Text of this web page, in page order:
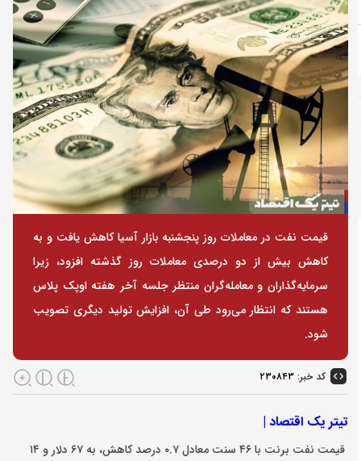
قیمت نفت در معاملات روز پنجشنبه بازار آسیا کاهش یافت و به
کاهش بیش از دو درصدی معاملات روز گذشته افزود، زیرا
سرمایه‌گذاران و معامله‌گران منتظر جلسه آخر هفته اوپک پلاس
هستند که انتظار می‌رود طی آن، افزایش تولید دیگری تصویب
شود.
کد خبر: ۲۳۰۸۴۳
تیتر یک اقتصاد |
قیمت نفت برنت با ۴۶ سنت معادل ۰.۷ درصد کاهش، به ۶۷ دلار و ۱۴